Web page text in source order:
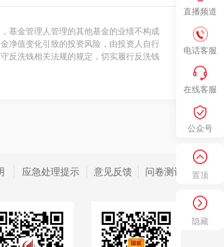
直播频道
电话客服
在线客服
公众号
置顶
隐藏
基金管理人管理的其他基金的业绩不构成
净值变化引致的投资风险，由投资人自行
反洗钱相关法规的规定，切实履行反洗钱
应急处理提示 意见反馈 问卷测评